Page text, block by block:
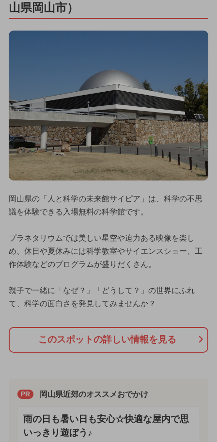
山県岡山市）
岡山県の「人と科学の未来館サイピア」は、科学の不思
議を体験できる入場無料の科学館です。
プラネタリウムでは美しい星空や迫力ある映像を楽し
め、休日や夏休みには科学教室やサイエンスショー、工
作体験などのプログラムが盛りだくさん。
親子で一緒に「なぜ？」「どうして？」の世界にふれ
て、科学の面白さを発見してみませんか？
このスポットの詳しい情報を見る
PR 岡山県近郊のオススメおでかけ
雨の日も暑い日も安心☆快適な屋内で思
いっきり遊ぼう♪